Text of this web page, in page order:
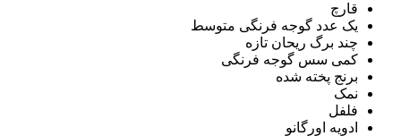
قارچ
یک عدد گوجه فرنگی متوسط
چند برگ ریحان تازه
کمی سس گوجه فرنگی
برنج پخته شده
نمک
فلفل
ادویه اورگانو